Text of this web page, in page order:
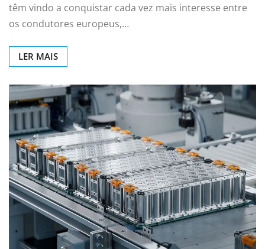
têm vindo a conquistar cada vez mais interesse entre
os condutores europeus,…
LER MAIS